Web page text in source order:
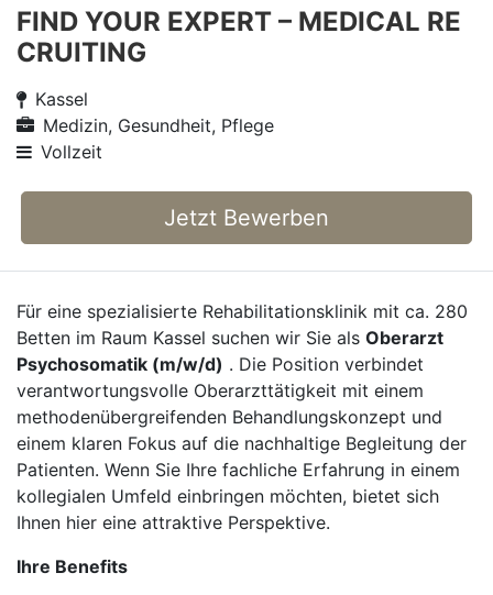
FIND YOUR EXPERT – MEDICAL RE
CRUITING
Kassel
Medizin, Gesundheit, Pflege
Vollzeit
Jetzt Bewerben
Für eine spezialisierte Rehabilitationsklinik mit ca. 280
Betten im Raum Kassel suchen wir Sie als Oberarzt
Psychosomatik (m/w/d) . Die Position verbindet
verantwortungsvolle Oberarzttätigkeit mit einem
methodenübergreifenden Behandlungskonzept und
einem klaren Fokus auf die nachhaltige Begleitung der
Patienten. Wenn Sie Ihre fachliche Erfahrung in einem
kollegialen Umfeld einbringen möchten, bietet sich
Ihnen hier eine attraktive Perspektive.
Ihre Benefits